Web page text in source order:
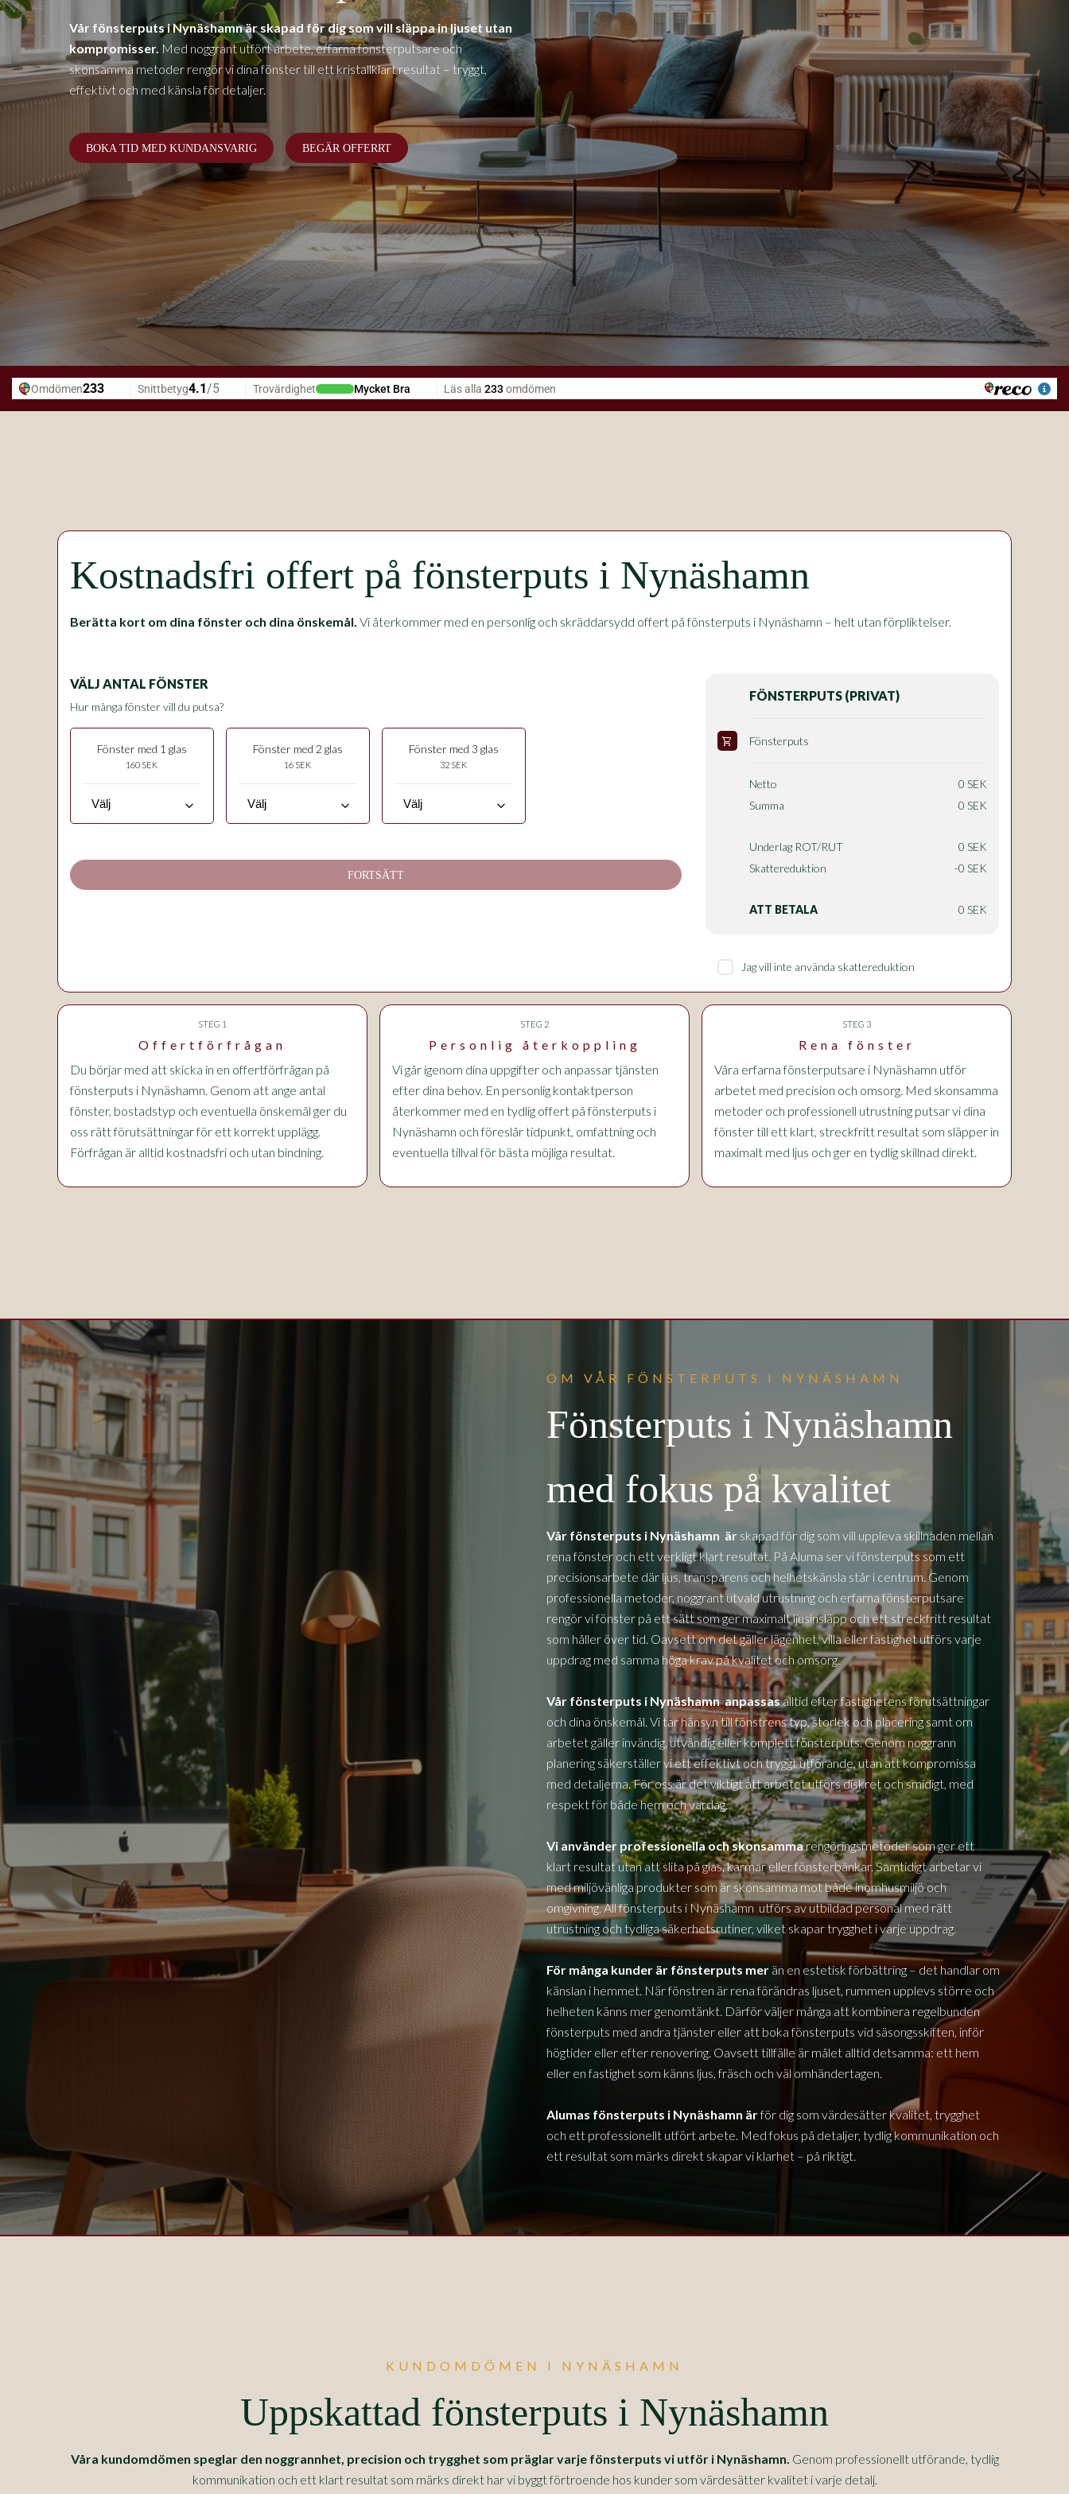
Vår fönsterputs iNynäshamnär skapad för dig som vill släppa in ljuset utan
kompromisser. Med noggrant utfört arbete, erfarna fönsterputsare och
skonsamma metoder rengör vi dina fönster till ett kristallklart resultat – tryggt,
effektivt och med känsla för detaljer.
BOKA TID MED KUNDANSVARIG BEGÄR OFFERRT
Kostnadsfri offert på fönsterputs i Nynäshamn
Berätta kort om dina fönster och dina önskemål. Vi återkommer med en personlig och skräddarsydd offert på fönsterputs i Nynäshamn – helt utan förpliktelser.
VÄLJ ANTAL FÖNSTER
Hur många fönster vill du putsa?
Fönster med 1 glas
160 SEK
keyboard_arrow_down
Fönster med 2 glas
16 SEK
keyboard_arrow_down
Fönster med 3 glas
32 SEK
keyboard_arrow_down
FORTSÄTT
FÖNSTERPUTS (PRIVAT)
shopping_cart Fönsterputs
Netto
0 SEK
Summa
0 SEK
Underlag ROT/RUT
0 SEK
Skattereduktion
-0 SEK
ATT BETALA 0 SEK
Jag vill inte använda skattereduktion
STEG 1
Offertförfrågan
Du börjar med att skicka in en offertförfrågan på
fönsterputs i Nynäshamn. Genom att ange antal
fönster, bostadstyp och eventuella önskemål ger du
oss rätt förutsättningar för ett korrekt upplägg.
Förfrågan är alltid kostnadsfri och utan bindning.
STEG 2
Personlig återkoppling
Vi går igenom dina uppgifter och anpassar tjänsten
efter dina behov. En personlig kontaktperson
återkommer med en tydlig offert på fönsterputs i
Nynäshamn och föreslår tidpunkt, omfattning och
eventuella tillval för bästa möjliga resultat.
STEG 3
Rena fönster
Våra erfarna fönsterputsare i Nynäshamn utför
arbetet med precision och omsorg. Med skonsamma
metoder och professionell utrustning putsar vi dina
fönster till ett klart, streckfritt resultat som släpper in
maximalt med ljus och ger en tydlig skillnad direkt.
OM VÅR FÖNSTERPUTS I NYNÄSHAMN
Fönsterputs i Nynäshamn
med fokus på kvalitet
Vår fönsterputs i Nynäshamn är skapad för dig som vill uppleva skillnaden mellan
rena fönster och ett verkligt klart resultat. På Aluma ser vi fönsterputs som ett
precisionsarbete där ljus, transparens och helhetskänsla står i centrum. Genom
professionella metoder, noggrant utvald utrustning och erfarna fönsterputsare
rengör vi fönster på ett sätt som ger maximalt ljusinsläpp och ett streckfritt resultat
som håller över tid. Oavsett om det gäller lägenhet, villa eller fastighet utförs varje
uppdrag med samma höga krav på kvalitet och omsorg.
Vår fönsterputs i Nynäshamnanpassasalltid efter fastighetens förutsättningar
och dina önskemål. Vi tar hänsyn till fönstrens typ, storlek och placering samt om
arbetet gäller invändig, utvändig eller komplett fönsterputs. Genom noggrann
planering säkerställer vi ett effektivt och tryggt utförande, utan att kompromissa
med detaljerna. För oss är det viktigt att arbetet utförs diskret och smidigt, med
respekt för både hem och vardag.
Vi använder professionella och skonsammarengöringsmetoder som ger ett
klart resultat utan att slita på glas, karmar eller fönsterbänkar. Samtidigt arbetar vi
med miljövänliga produkter som är skonsamma mot både inomhusmiljö och
omgivning. All fönsterputs i Nynäshamn utförs av utbildad personal med rätt
utrustning och tydliga säkerhetsrutiner, vilket skapar trygghet i varje uppdrag.
För många kunder är fönsterputs mer än en estetisk förbättring – det handlar om
känslan i hemmet. När fönstren är rena förändras ljuset, rummen upplevs större och
helheten känns mer genomtänkt. Därför väljer många att kombinera regelbunden
fönsterputs med andra tjänster eller att boka fönsterputs vid säsongsskiften, inför
högtider eller efter renovering. Oavsett tillfälle är målet alltid detsamma: ett hem
eller en fastighet som känns ljus, fräsch och väl omhändertagen.
Alumas fönsterputs i Nynäshamn ärför dig som värdesätter kvalitet, trygghet
och ett professionellt utfört arbete. Med fokus på detaljer, tydlig kommunikation och
ett resultat som märks direkt skapar vi klarhet – på riktigt.
KUNDOMDÖMEN I NYNÄSHAMN
Uppskattad fönsterputs i Nynäshamn
Våra kundomdömen speglar den noggrannhet, precision och trygghet som präglar varje fönsterputs vi utför i Nynäshamn. Genom professionellt utförande, tydlig
kommunikation och ett klart resultat som märks direkt har vi byggt förtroende hos kunder som värdesätter kvalitet i varje detalj.